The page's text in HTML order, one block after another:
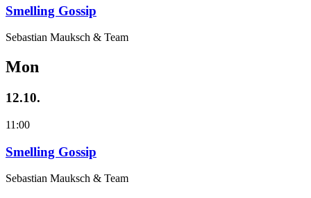
Smelling Gossip
Sebastian Mauksch & Team
Mon
12.10.
11:00
Smelling Gossip
Sebastian Mauksch & Team